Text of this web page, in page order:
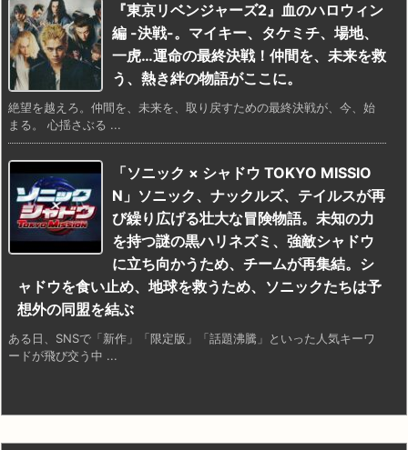
『東京リベンジャーズ2』血のハロウィン
編 -決戦-。マイキー、タケミチ、場地、
一虎…運命の最終決戦！仲間を、未来を救
う、熱き絆の物語がここに。
絶望を越えろ。仲間を、未来を、取り戻すための最終決戦が、今、始
まる。 心揺さぶる ...
「ソニック × シャドウ TOKYO MISSIO
N」ソニック、ナックルズ、テイルスが再
び繰り広げる壮大な冒険物語。未知の力
を持つ謎の黒ハリネズミ、強敵シャドウ
に立ち向かうため、チームが再集結。シ
ャドウを食い止め、地球を救うため、ソニックたちは予
想外の同盟を結ぶ
ある日、SNSで「新作」「限定版」「話題沸騰」といった人気キーワ
ードが飛び交う中 ...